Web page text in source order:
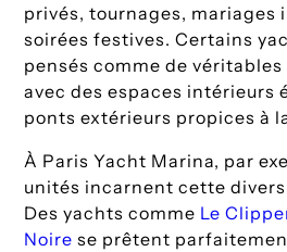
privés, tournages, mariages
soirées festives. Certains
pensés comme de
avec des espaces intérieurs
ponts extérieurs propices à
À Paris Yacht Marina, par
unités incarnent cette
Des yachts comme Le
Noire se prêtent